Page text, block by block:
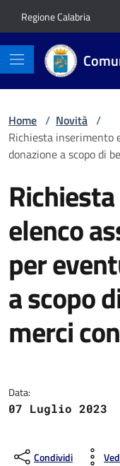
Regione Calabria
Home / Novità /
Richiesta inserimento
donazione a scopo di
elenco
per
a scopo
merci
Data:
07 Luglio 2023
Condividi